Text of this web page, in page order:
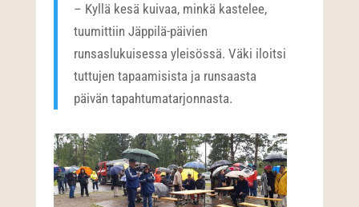
– Kyllä kesä kuivaa, minkä kastelee,
tuumittiin Jäppilä-päivien
runsaslukuisessa yleisössä. Väki iloitsi
tuttujen tapaamisista ja runsaasta
päivän tapahtumatarjonnasta.